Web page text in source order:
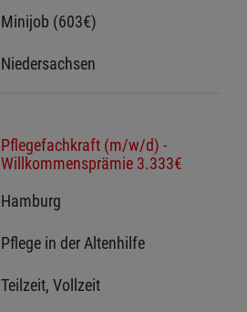
Minijob (603€)
Niedersachsen
Pflegefachkraft (m/w/d) -
Willkommensprämie 3.333€
Hamburg
Pflege in der Altenhilfe
Teilzeit, Vollzeit